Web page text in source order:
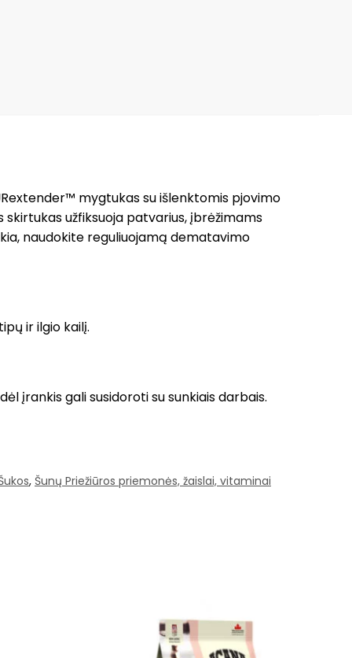
mygtukas su išlenktomis pjovimo
skirtukas užfiksuoja patvarius, įbrėžimams
naudokite reguliuojamą dematavimo
ir ilgio kailį.
įrankis gali susidoroti su sunkiais darbais.
, Šunų Priežiūros priemonės, žaislai, vitaminai